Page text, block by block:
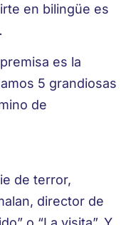
en bilingüe es
es la
5 grandiosas
de
de terror,
director de